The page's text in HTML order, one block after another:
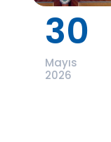
30
Mayıs
2026